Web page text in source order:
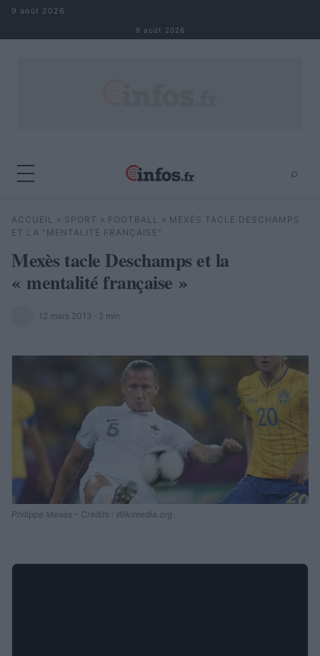
Aller au contenu
9 août 2026
9 août 2026
⌕
Rechercher ⌕ ×
ACCUEIL » SPORT » FOOTBALL » MEXÈS TACLE DESCHAMPS
ET LA “MENTALITÉ FRANÇAISE”
Mexès tacle Deschamps et la
« mentalité française »
· 12 mars 2013 · 2 min
Philippe Mexès - Crédits : Wikimedia.org